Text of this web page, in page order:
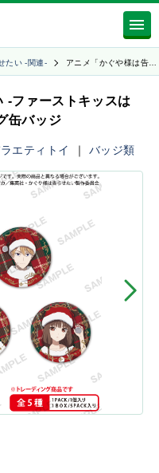
たい -関連- アニメ「かぐや様は告…
-ファーストキッスは
缶バッジ
エティトイ ｜ バッジ類